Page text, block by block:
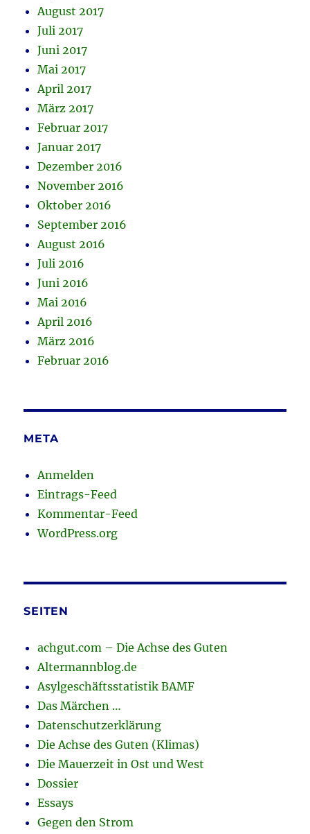
August 2017
Juli 2017
Juni 2017
Mai 2017
April 2017
März 2017
Februar 2017
Januar 2017
Dezember 2016
November 2016
Oktober 2016
September 2016
August 2016
Juli 2016
Juni 2016
Mai 2016
April 2016
März 2016
Februar 2016
META
Anmelden
Eintrags-Feed
Kommentar-Feed
WordPress.org
SEITEN
achgut.com – Die Achse des Guten
Altermannblog.de
Asylgeschäftsstatistik BAMF
Das Märchen …
Datenschutzerklärung
Die Achse des Guten (Klimas)
Die Mauerzeit in Ost und West
Dossier
Essays
Gegen den Strom